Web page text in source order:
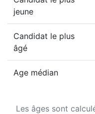
Les âges sont
jeune
Candidat le plus
âgé
Age médian